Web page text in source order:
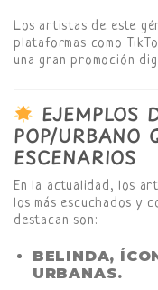
Los artistas de este
plataformas como
una gran promoción
EJEMPLOS
POP/URBANO
ESCENARIOS
En la actualidad, los
los más escuchados y
destacan son:
BELINDA,
URBANAS.